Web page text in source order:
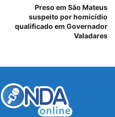
Preso em São Mateus
suspeito por homicídio
qualificado em Governador
Valadares